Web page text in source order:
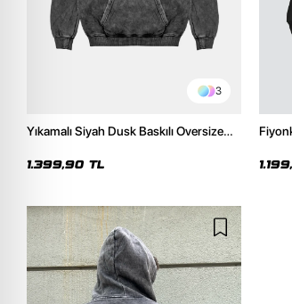
3
Yıkamalı Siyah Dusk Baskılı Oversize
1.399,90 TL